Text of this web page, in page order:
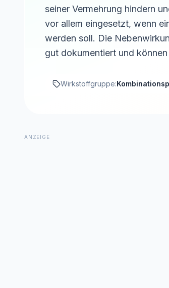
seiner Vermehrung hindern
vor allem eingesetzt, wenn
werden soll. Die
gut dokumentiert und
Wirkstoffgruppe:
ANZEIGE